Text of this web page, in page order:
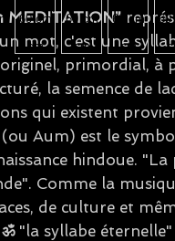
MEDITATION"
mot, c'est une
primordial, à
la semence de
qui existent
Aum) est le
hindoue.
Comme la
de culture et
ॐ"la syllabe